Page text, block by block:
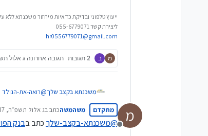
ייעוץ טלפוני ובדיקת כדאיות מיחזור משכנתא ללא
ליצירת קשר 055-6779071
hr0556779071@gmail.com
מ ב 2 תגובות תגובה אחרונה ג אלול
משכנתא בקצב שלך@רואה-את-הנולד
רק לציין שלדעת
מ
מנותק
מתקדם משהמשהכתב בג אלול תשפ״ה, 15:37
נערך לאחרונה על
@משכנתא-בקצב-שלךכתב בבנק